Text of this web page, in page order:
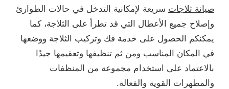
صيانة ثلاجات سريعة لإمكانية التدخل في حالات الطوارئ
وإصلاح جميع الأعطال التي قد تطرأ على الثلاجة، كما
يمكنكم الحصول على خدمة فك وتركيب الثلاجة ووضعها
في المكان المناسب ومن ثم تنظيفها وتعقيمها جيدًا
بالاعتماد على استخدام مجموعة من المنظفات
والمطهرات القوية والفعالة.